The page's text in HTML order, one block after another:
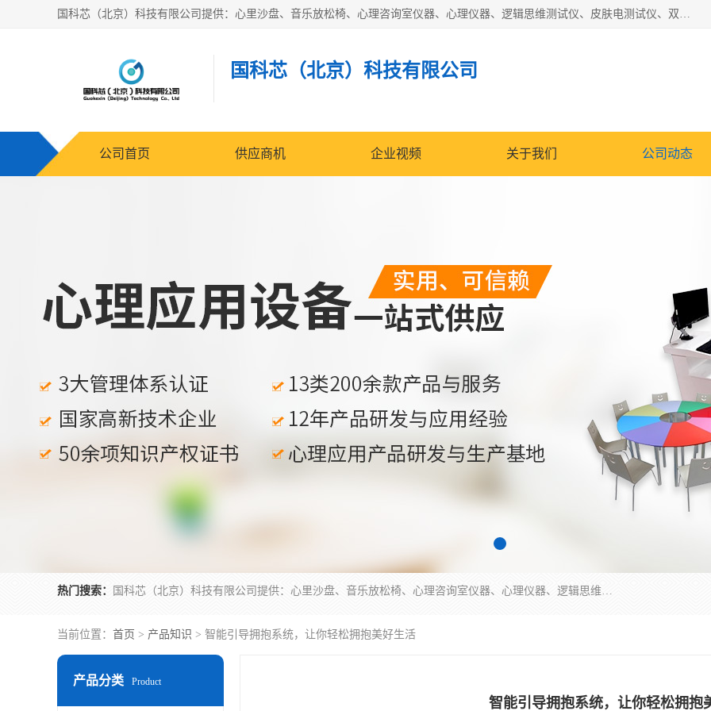
国科芯（北京）科技有限公司提供：心里沙盘、音乐放松椅、心理咨询室仪器、心理仪器、逻辑思维测试仪、皮肤电测试仪、双手协调器、双手协调测试仪、注意力集中测试仪等各种心理学仪器设备。
国科芯（北京）科技有限公司
公司首页 供应商机 企业视频 关于我们 公司动态
热门搜索： 国科芯（北京）科技有限公司提供：心里沙盘、音乐放松椅、心理咨询室仪器、心理仪器、逻辑思维测试仪、皮肤电测试仪、双手协调器、双手协调测试仪、注意力集中测试仪等各种心理学仪器设备。
当前位置： 首页 > 产品知识 > 智能引导拥抱系统，让你轻松拥抱美好生活
产品分类 Product
智能引导拥抱系统，让你轻松拥抱